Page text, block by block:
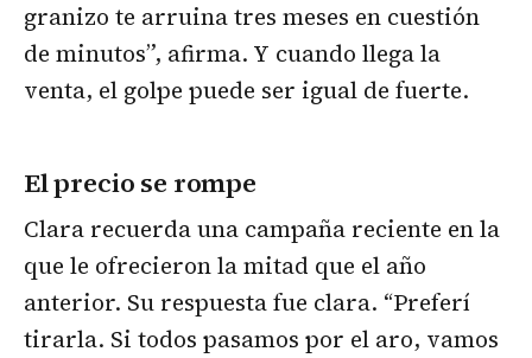
granizo te arruina tres meses en cuestión
de minutos”, afirma. Y cuando llega la
venta, el golpe puede ser igual de fuerte.
El precio se rompe
Clara recuerda una campaña reciente en la
que le ofrecieron la mitad que el año
anterior. Su respuesta fue clara. “Preferí
tirarla. Si todos pasamos por el aro, vamos